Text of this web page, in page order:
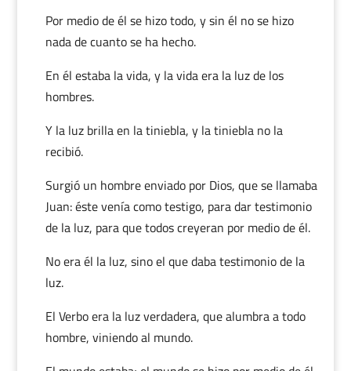
Por medio de él se hizo todo, y sin él no se hizo
nada de cuanto se ha hecho.
En él estaba la vida, y la vida era la luz de los
hombres.
Y la luz brilla en la tiniebla, y la tiniebla no la
recibió.
Surgió un hombre enviado por Dios, que se llamaba
Juan: éste venía como testigo, para dar testimonio
de la luz, para que todos creyeran por medio de él.
No era él la luz, sino el que daba testimonio de la
luz.
El Verbo era la luz verdadera, que alumbra a todo
hombre, viniendo al mundo.